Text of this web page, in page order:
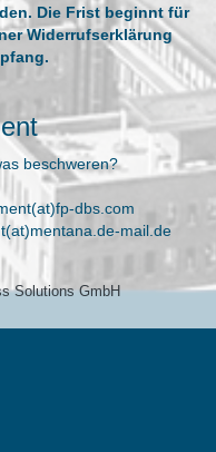
Die Frist beginnt für
Widerrufserklärung
beschweren?
dbs.com
mail.de
Solutions GmbH